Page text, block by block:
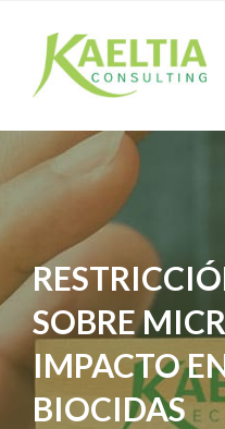
content
SOBRE
IMPACTO
BIOCIDAS